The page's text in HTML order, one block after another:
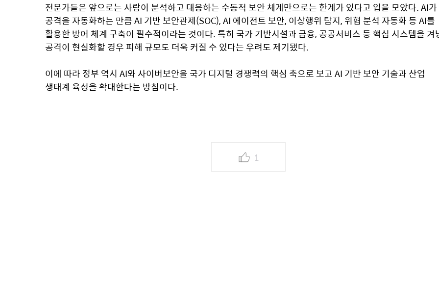
전문가들은 앞으로는 사람이 분석하고 대응하는 수동적 보안 체계만으로는 한계가 있다고 입을 모았다. AI가
공격을 자동화하는 만큼 AI 기반 보안관제(SOC), AI 에이전트 보안, 이상행위 탐지, 위협 분석 자동화 등 AI를
활용한 방어 체계 구축이 필수적이라는 것이다. 특히 국가 기반시설과 금융, 공공서비스 등 핵심 시스템을 겨
공격이 현실화할 경우 피해 규모도 더욱 커질 수 있다는 우려도 제기됐다.
이에 따라 정부 역시 AI와 사이버보안을 국가 디지털 경쟁력의 핵심 축으로 보고 AI 기반 보안 기술과 산업
생태계 육성을 확대한다는 방침이다.
1